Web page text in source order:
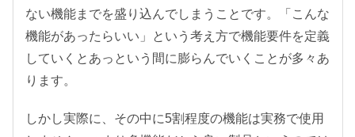
ない機能までを盛り込んでしまうことです。「こんな
機能があったらいい」という考え方で機能要件を定義
していくとあっという間に膨らんでいくことが多々あ
ります。
しかし実際に、その中に5割程度の機能は実務で使用